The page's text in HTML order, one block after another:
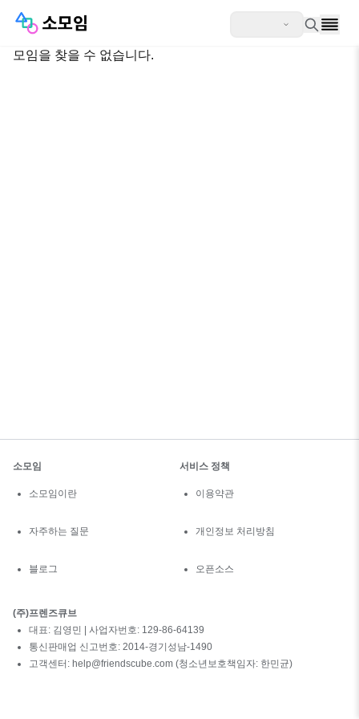
모임을 찾을 수 없습니다.
소모임
소모임이란
자주하는 질문
블로그
서비스 정책
이용약관
개인정보 처리방침
오픈소스
(주)프렌즈큐브
대표: 김영민 | 사업자번호: 129-86-64139
통신판매업 신고번호: 2014-경기성남-1490
고객센터: help@friendscube.com (청소년보호책임자: 한민균)